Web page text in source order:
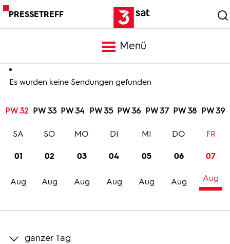
PRESSETREFF
Menü
Meldungen
Programm
Trailer
Bilder
Es wurden keine Sendungen gefunden
PW 32 PW 33 PW 34 PW 35 PW 36 PW 37 PW 38 PW 39
01
Aug
SA
02
Aug
SO
03
Aug
MO
04
Aug
DI
05
Aug
MI
06
Aug
DO
07
Aug
FR
ganzer Tag